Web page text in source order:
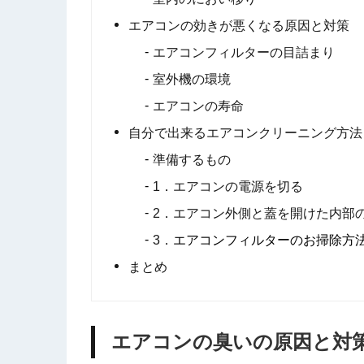
エアコンの効きが悪くなる原因と対策
エアコンフィルターの目詰まり
室外機の環境
エアコンの寿命
自分で出来るエアコンクリーニング方法
準備するもの
1．エアコンの電源を切る
2．エアコン外側と蓋を開けた内部
3． エアコンフィルターのお掃除方
まとめ
エアコンの臭いの原因と対